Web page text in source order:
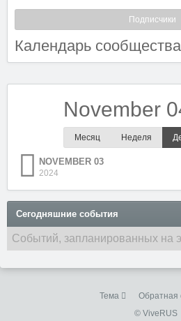
Подписчики
Календарь сообщества
NOVEMBER 03
2024
November
Месяц Неделя
Сегодняшние события
Событий, запланированных на
Тема
Обратная
© ViveRUS